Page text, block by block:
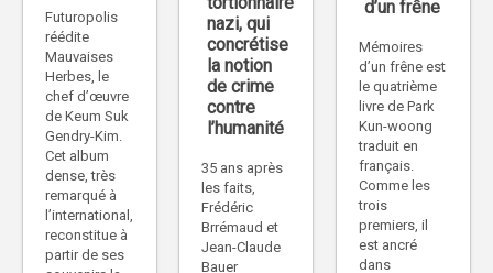
Futuropolis
réédite
Mauvaises
Herbes, le
chef d’œuvre
de Keum Suk
Gendry-Kim.
Cet album
dense, très
remarqué à
l’international,
reconstitue à
partir de ses
nazi, qui
concrétise
la notion
de crime
contre
l’humanité
35 ans après
les faits,
Frédéric
Brrémaud et
Jean-Claude
Bauer
d’un frêne
Mémoires
d’un frêne est
le quatrième
livre de Park
Kun-woong
traduit en
français.
Comme les
trois
premiers, il
est ancré
dans